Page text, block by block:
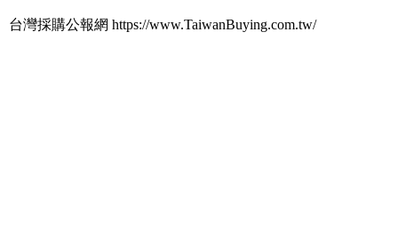
台灣採購公報網 https://www.TaiwanBuying.com.tw/